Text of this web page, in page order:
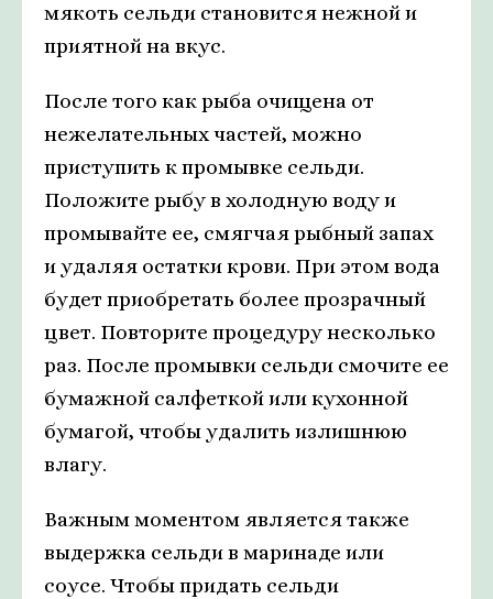
мякоть сельди становится нежной и
приятной на вкус.
После того как рыба очищена от
нежелательных частей, можно
приступить к промывке сельди.
Положите рыбу в холодную воду и
промывайте ее, смягчая рыбный запах
и удаляя остатки крови. При этом вода
будет приобретать более прозрачный
цвет. Повторите процедуру несколько
раз. После промывки сельди смочите ее
бумажной салфеткой или кухонной
бумагой, чтобы удалить излишнюю
влагу.
Важным моментом является также
выдержка сельди в маринаде или
соусе. Чтобы придать сельди